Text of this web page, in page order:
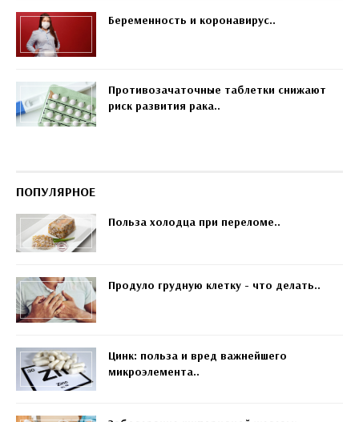
Беременность и коронавирус..
Противозачаточные таблетки снижают
риск развития рака..
ПОПУЛЯРНОЕ
Польза холодца при переломе..
Продуло грудную клетку - что делать..
Цинк: польза и вред важнейшего
микроэлемента..